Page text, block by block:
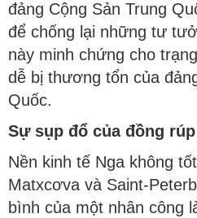
đảng Cộng Sản Trung
để chống lại những tư
này minh chứng cho
dễ bị thương tổn của
Quốc.
Sự sụp đổ của đồng rúp
Nền kinh tế Nga không
Matxcơva và Saint-
bình của một nhân công